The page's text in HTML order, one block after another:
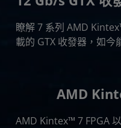
瞭解 7 系列 AMD
載的 GTX 收發器，如今
AMD
AMD Kintex™ 7 FPGA